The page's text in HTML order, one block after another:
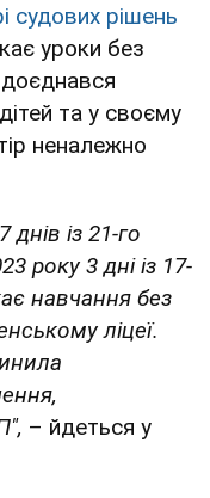
судових рішень
уроки без
та у своєму
неналежно
із 21-го
року 3 дні із 17-
навчання без
ліцеї.
– йдеться у